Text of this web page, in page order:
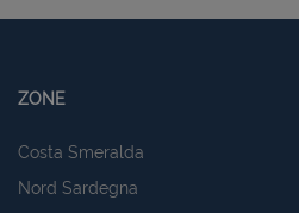
ZONE
Costa Smeralda
Nord Sardegna